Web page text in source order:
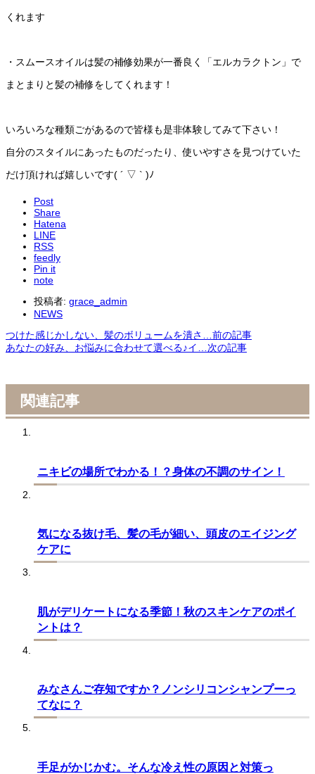
くれます
・スムースオイルは髪の補修効果が一番良く「エルカラクトン」で
まとまりと髪の補修をしてくれます！
いろいろな種類ごがあるので皆様も是非体験してみて下さい！
自分のスタイルにあったものだったり、使いやすさを見つけていた
だけ頂ければ嬉しいです( ´ ▽ ` )ﾉ
Post
Share
Hatena
LINE
RSS
feedly
Pin it
note
投稿者: grace_admin
NEWS
つけた感じかしない、髪のボリュームを潰さ… 前の記事
あなたの好み、お悩みに合わせて選べる♪イ… 次の記事
関連記事
ニキビの場所でわかる！？身体の不調のサイン！
気になる抜け毛、髪の毛が細い、頭皮のエイジング
ケアに
肌がデリケートになる季節！秋のスキンケアのポイ
ントは？
みなさんご存知ですか？ノンシリコンシャンプーっ
てなに？
手足がかじかむ。そんな冷え性の原因と対策っ